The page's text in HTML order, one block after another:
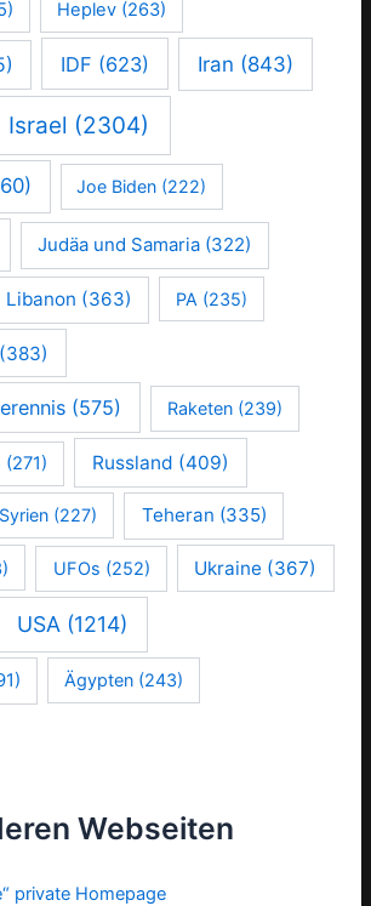
Heplev (263)
IDF (623) Iran (843)
Israel (2304)
Joe Biden (222)
Judäa und Samaria (322)
Libanon (363) PA (235)
(383)
(575) Raketen(239)
(271) Russland (409)
Syrien (227) Teheran (335)
UFOs (252) Ukraine (367)
USA (1214)
Ägypten (243)
Webseiten
private Homepage